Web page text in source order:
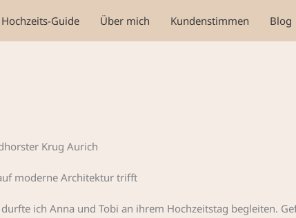
Hochzeits-Guide Über mich Kundenstimmen Blog
Krug Aurich
moderne Architektur trifft
durfte ich Anna und Tobi an ihrem Hochzeitstag begleiten.